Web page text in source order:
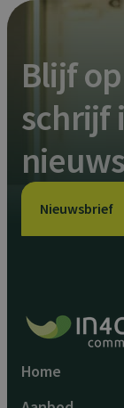
Blijf
schrijf
Nieuwsbrief
Home